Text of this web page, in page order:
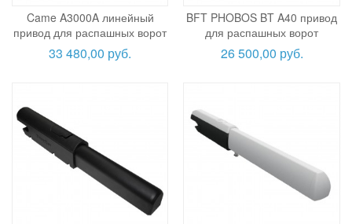
Came A3000A линейный
привод для распашных ворот
33 480,00 руб.
BFT PHOBOS BT A40 привод
для распашных ворот
26 500,00 руб.